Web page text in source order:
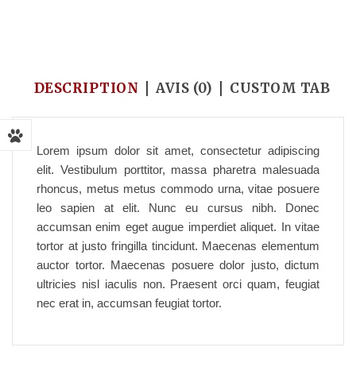
DESCRIPTION AVIS (0) CUSTOM TAB
Lorem ipsum dolor sit amet, consectetur adipiscing
elit. Vestibulum porttitor, massa pharetra malesuada
rhoncus, metus metus commodo urna, vitae posuere
leo sapien at elit. Nunc eu cursus nibh. Donec
accumsan enim eget augue imperdiet aliquet. In vitae
tortor at justo fringilla tincidunt. Maecenas elementum
auctor tortor. Maecenas posuere dolor justo, dictum
ultricies nisl iaculis non. Praesent orci quam, feugiat
nec erat in, accumsan feugiat tortor.